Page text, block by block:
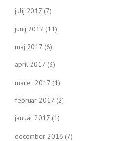
julij 2017 (7)
junij 2017 (11)
maj 2017 (6)
april 2017 (3)
marec 2017 (1)
februar 2017 (2)
januar 2017 (1)
december 2016 (7)